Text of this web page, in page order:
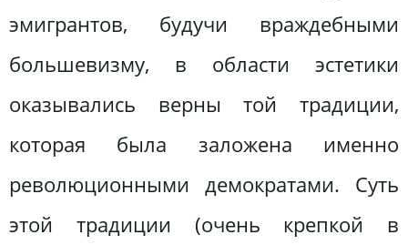
эмигрантов, будучи враждебными
большевизму, в области эстетики
оказывались верны той традиции,
которая была заложена именно
революционными демократами. Суть
этой традиции (очень крепкой в